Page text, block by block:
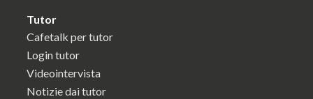
Tutor
Cafetalk per tutor
Login tutor
Videointervista
Notizie dai tutor